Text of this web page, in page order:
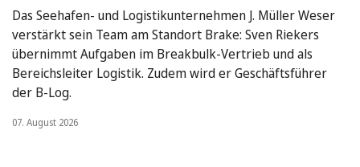
Das Seehafen- und Logistikunternehmen J. Müller Weser
verstärkt sein Team am Standort Brake: Sven Riekers
übernimmt Aufgaben im Breakbulk-Vertrieb und als
Bereichsleiter Logistik. Zudem wird er Geschäftsführer
der B-Log.
07. August 2026